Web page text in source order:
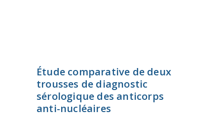
Étude comparative de deux
trousses de diagnostic
sérologique des anticorps
anti-nucléaires